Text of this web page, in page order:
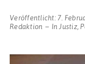
Veröffentlicht: 7.
Redaktion
In Justiz,